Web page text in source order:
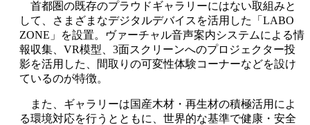
首都圏の既存のプラウドギャラリーにはない取組みと
して、さまざまなデジタルデバイスを活用した「 LABO
ZONE 」を設置。ヴァーチャル音声案内システムによる情
報収集、 VR模型、 3面スクリーンへのプロジェクター投
影を活用した、間取りの可変性体験コーナーなどを設け
ているのが特徴。
また、ギャラリーは国産木材・再生材の積極活用によ
る環境対応を行うとともに、世界的な基準で健康・安全